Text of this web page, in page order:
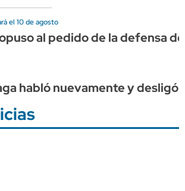
el 10 de agosto
al pedido de la defensa
habló nuevamente y